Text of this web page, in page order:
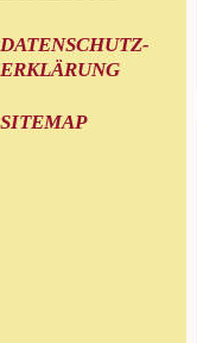
DATENSCHUTZ-
ERKLÄRUNG
SITEMAP